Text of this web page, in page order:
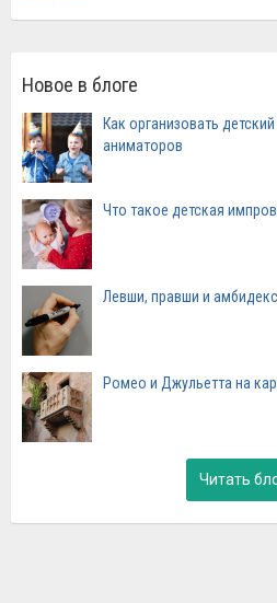
Новое в блоге
Как организовать
аниматоров
Что такое детская
Левши, правши и
Ромео и Джульетта на
Читать